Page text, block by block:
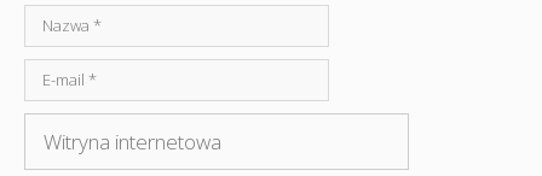
Nazwa
mail
internetowa